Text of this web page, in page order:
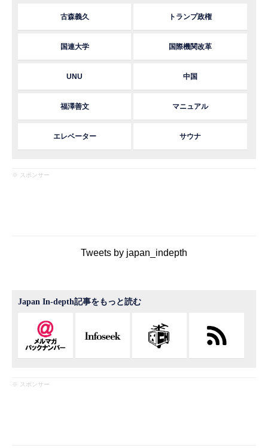
古森義久 トランプ政権
国連大学 国際機関改革
UNU 中国
福澤善文 マニュアル
エレベーター サウナ
※ スポンサー
Tweets by japan_indepth
Japan In-depth記事をもっと読む
※ スポンサー